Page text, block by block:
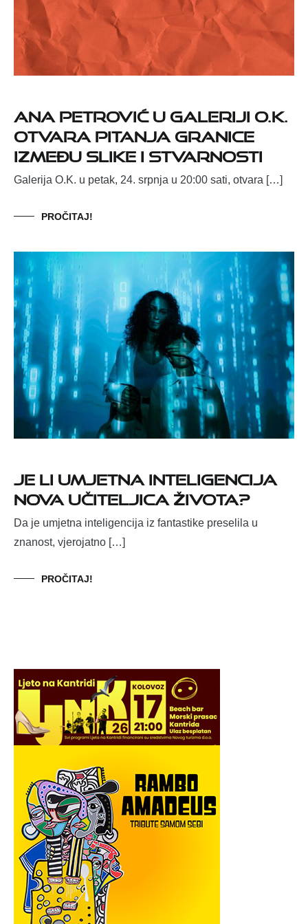
Ana Petrović u Galeriji O.K.
otvara pitanja granice
između slike i stvarnosti
Galerija O.K. u petak, 24. srpnja u 20:00 sati, otvara […]
PROČITAJ!
Je li umjetna inteligencija
nova učiteljica života?
Da je umjetna inteligencija iz fantastike preselila u
znanost, vjerojatno […]
PROČITAJ!